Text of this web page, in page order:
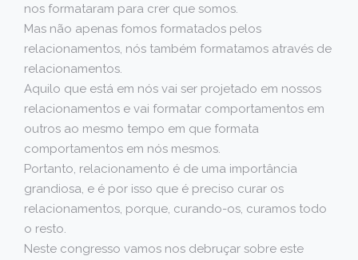
nos formataram para crer que somos.
Mas não apenas fomos formatados pelos
relacionamentos, nós também formatamos através de
relacionamentos.
Aquilo que está em nós vai ser projetado em nossos
relacionamentos e vai formatar comportamentos em
outros ao mesmo tempo em que formata
comportamentos em nós mesmos.
Portanto, relacionamento é de uma importância
grandiosa, e é por isso que é preciso curar os
relacionamentos, porque, curando-os, curamos todo
o resto.
Neste congresso vamos nos debruçar sobre este